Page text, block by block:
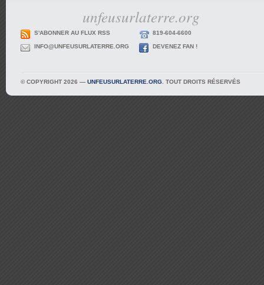
unfeusurlaterre.org
S'ABONNER AU FLUX RSS 819-604-6600
INFO@UNFEUSURLATERRE.ORG DEVENEZ FAN !
© COPYRIGHT 2026 — UNFEUSURLATERRE.ORG . TOUT DROITS RÉSERVÉS